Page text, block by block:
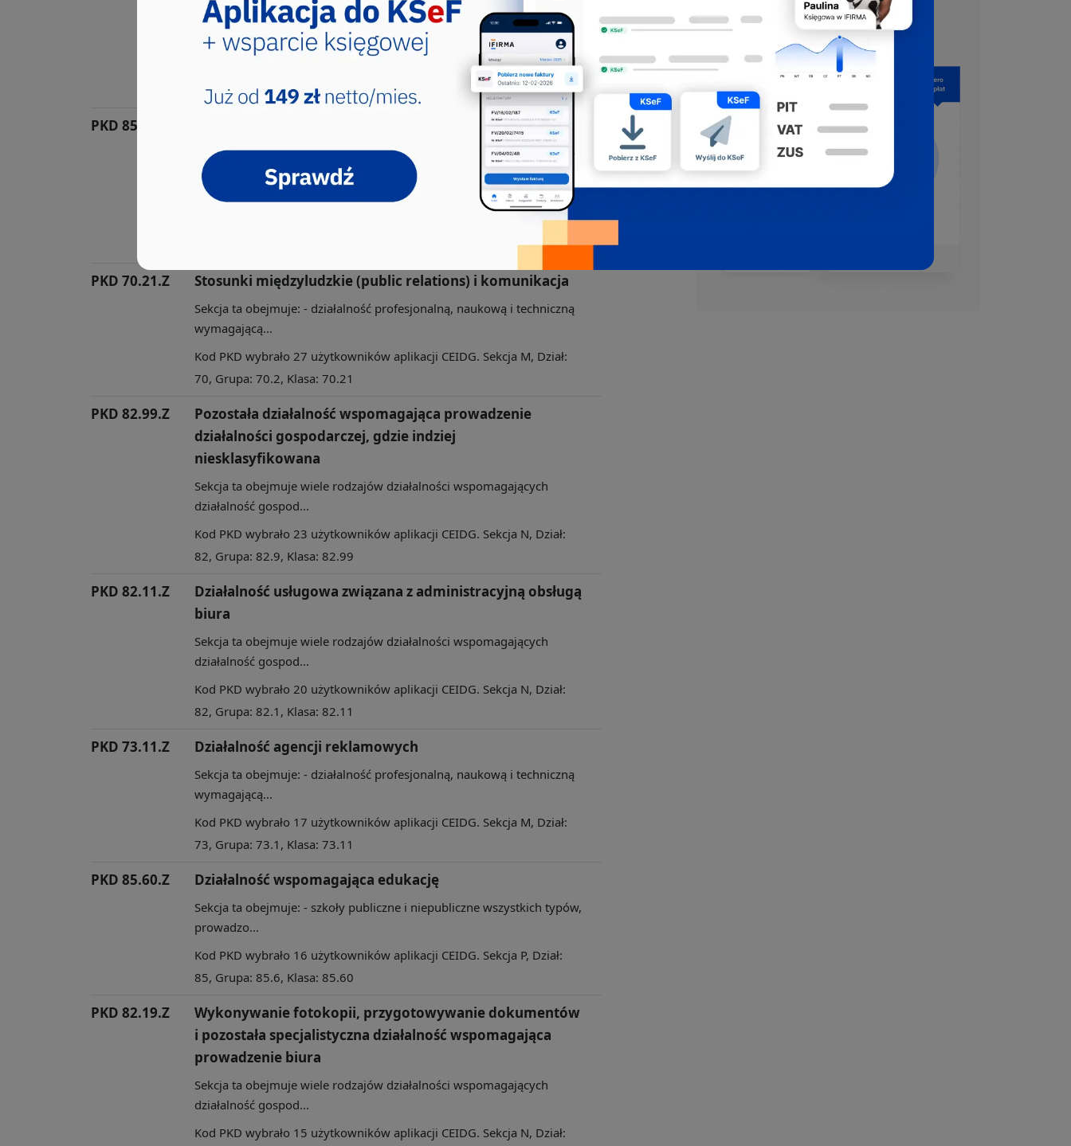
Sekcja ta obejmuje: - działalność profesjonalną, naukową i techniczną
wymagającą...
Kod PKD wybrało 42 użytkowników aplikacji CEIDG. Sekcja M, Dział:
70, Grupa: 70.2, Klasa: 70.22
PKD 85.59.B
Pozostałe pozaszkolne formy edukacji, gdzie indziej
niesklasyfikowane
Sekcja ta obejmuje: - szkoły publiczne i niepubliczne wszystkich typów,
prowadzo...
Kod PKD wybrało 29 użytkowników aplikacji CEIDG. Sekcja P, Dział:
PKD 70.21.Z Stosunki międzyludzkie (public relations) i komunikacja
Sekcja ta obejmuje: - działalność profesjonalną, naukową i techniczną
wymagającą...
Kod PKD wybrało 27 użytkowników aplikacji CEIDG. Sekcja M, Dział:
70, Grupa: 70.2, Klasa: 70.21
PKD 82.99.Z
Pozostała działalność wspomagająca prowadzenie
działalności gospodarczej, gdzie indziej
niesklasyfikowana
Sekcja ta obejmuje wiele rodzajów działalności wspomagających
działalność gospod...
Kod PKD wybrało 23 użytkowników aplikacji CEIDG. Sekcja N, Dział:
82, Grupa: 82.9, Klasa: 82.99
PKD 82.11.Z
Działalność usługowa związana z administracyjną obsługą
biura
Sekcja ta obejmuje wiele rodzajów działalności wspomagających
działalność gospod...
Kod PKD wybrało 20 użytkowników aplikacji CEIDG. Sekcja N, Dział:
82, Grupa: 82.1, Klasa: 82.11
PKD 73.11.Z Działalność agencji reklamowych
Sekcja ta obejmuje: - działalność profesjonalną, naukową i techniczną
wymagającą...
Kod PKD wybrało 17 użytkowników aplikacji CEIDG. Sekcja M, Dział:
73, Grupa: 73.1, Klasa: 73.11
PKD 85.60.Z Działalność wspomagająca edukację
Sekcja ta obejmuje: - szkoły publiczne i niepubliczne wszystkich typów,
prowadzo...
Kod PKD wybrało 16 użytkowników aplikacji CEIDG. Sekcja P, Dział:
85, Grupa: 85.6, Klasa: 85.60
PKD 82.19.Z
Wykonywanie fotokopii, przygotowywanie dokumentów
i pozostała specjalistyczna działalność wspomagająca
prowadzenie biura
Sekcja ta obejmuje wiele rodzajów działalności wspomagających
działalność gospod...
Kod PKD wybrało 15 użytkowników aplikacji CEIDG. Sekcja N, Dział:
jest bezpłatna.